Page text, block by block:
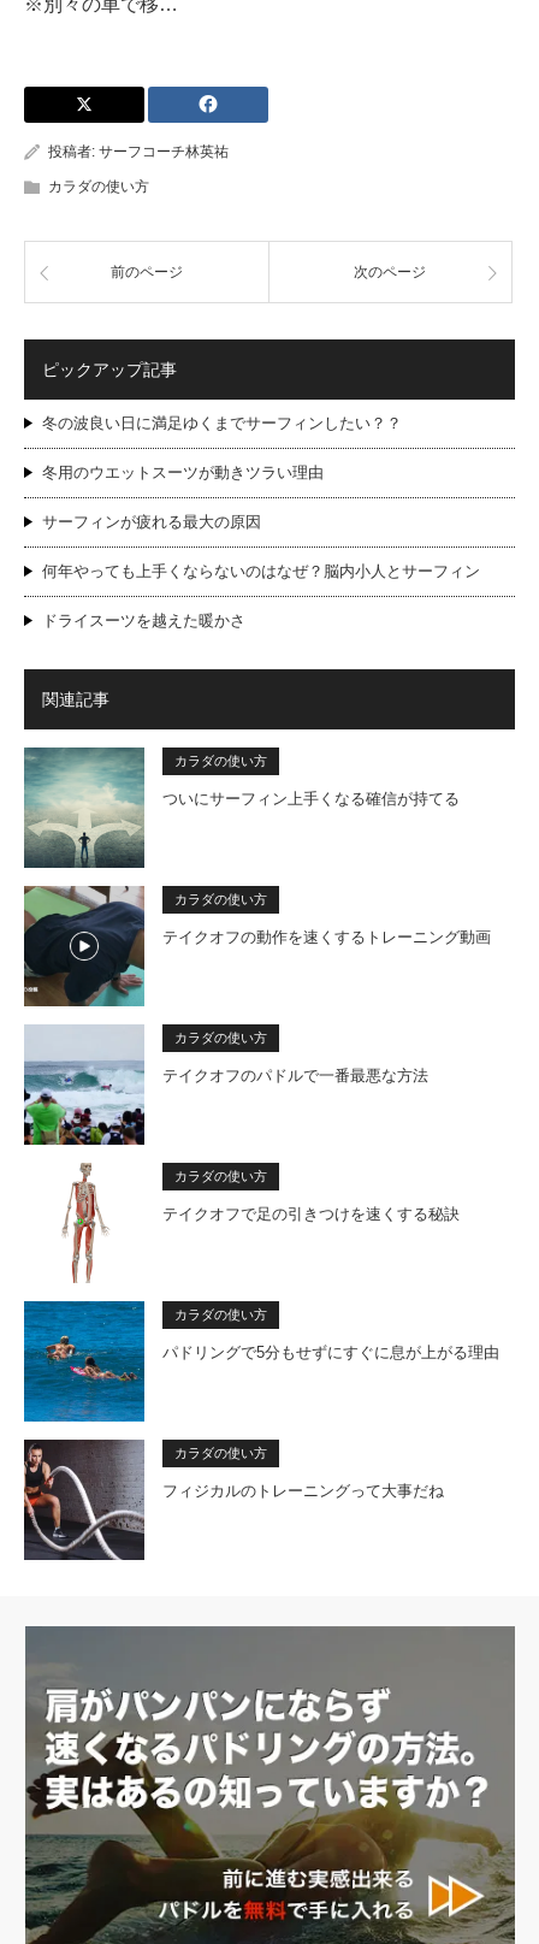
※別々の車で移…
投稿者: サーフコーチ林英祐
カラダの使い方
前のページ 次のページ
ピックアップ記事
冬の波良い日に満足ゆくまでサーフィンしたい？？
冬用のウエットスーツが動きツラい理由
サーフィンが疲れる最大の原因
何年やっても上手くならないのはなぜ？脳内小人とサーフィン
ドライスーツを越えた暖かさ
関連記事
カラダの使い方
ついにサーフィン上手くなる確信が持てる
カラダの使い方
テイクオフの動作を速くするトレーニング動画
カラダの使い方
テイクオフのパドルで一番最悪な方法
カラダの使い方
テイクオフで足の引きつけを速くする秘訣
カラダの使い方
パドリングで5分もせずにすぐに息が上がる理由
カラダの使い方
フィジカルのトレーニングって大事だね